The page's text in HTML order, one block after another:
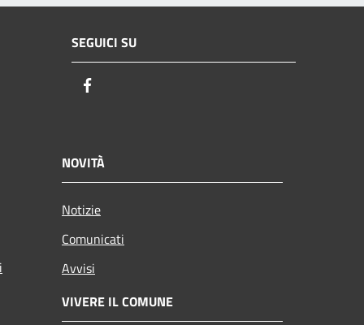
SEGUICI SU
NOVITÀ
Notizie
Comunicati
Avvisi
VIVERE IL COMUNE